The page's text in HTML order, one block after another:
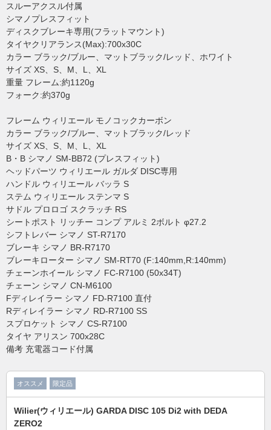
スルーアクスル付属
シマノプレスフィット
ディスクブレーキ専用(フラットマウント)
タイヤクリアランス(Max):700x30C
カラー ブラック/ブルー、マットブラック/レッド、ホワイト
サイズ XS、S、M、L、XL
重量 フレーム:約1120g
フォーク:約370g
フレーム ウィリエール モノコックカーボン
カラー ブラック/ブルー、マットブラック/レッド
サイズ XS、S、M、L、XL
B・B シマノ SM-BB72 (プレスフィット)
ヘッドパーツ ウィリエール ガルダ DISC専用
ハンドル ウィリエール バッラ S
ステム ウィリエール ステンマ S
サドル プロロゴ スクラッチ RS
シートポスト リッチー コンプ アルミ 2ボルト φ27.2
シフトレバー シマノ ST-R7170
ブレーキ シマノ BR-R7170
ブレーキローター シマノ SM-RT70 (F:140mm,R:140mm)
チェーンホイール シマノ FC-R7100 (50x34T)
チェーン シマノ CN-M6100
Fディレイラー シマノ FD-R7100 直付
Rディレイラー シマノ RD-R7100 SS
スプロケット シマノ CS-R7100
タイヤ アリスン 700x28C
備考 充電器コード付属
オススメ 限定品
Wilier(ウィリエール) GARDA DISC 105 Di2 with DEDA
ZERO2